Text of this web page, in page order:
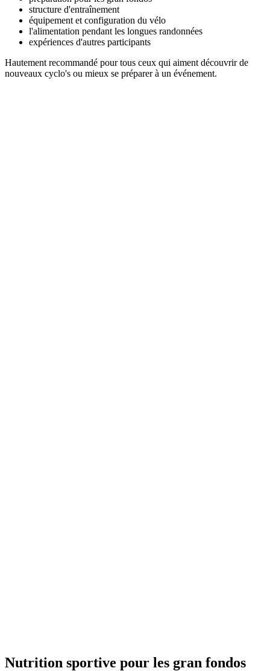
structure d'entraînement
équipement et configuration du vélo
l'alimentation pendant les longues randonnées
expériences d'autres participants
Hautement recommandé pour tous ceux qui aiment découvrir de
nouveaux cyclo's ou mieux se préparer à un événement.
Nutrition sportive pour les gran fondos